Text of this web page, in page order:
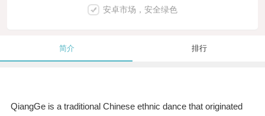
安卓市场，安全绿色
简介 排行
QiangGe is a traditional Chinese ethnic dance that originated